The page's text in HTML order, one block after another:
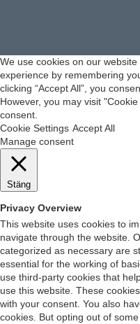
We use cookies on our
experience by remembering
clicking “Accept All”, you
However, you may visit
consent.
Cookie Settings Accept All
Manage consent
Stäng
Privacy Overview
This website uses cookies to
navigate through the website.
categorized as necessary are
essential for the working of
use third-party cookies that
use this website. These
with your consent. You also
cookies. But opting out of